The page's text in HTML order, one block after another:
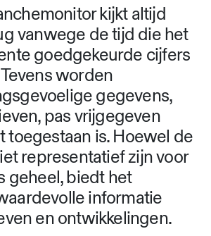
kijkt altijd
vanwege de tijd die het
goedgekeurde cijfers
worden
gegevens,
pas vrijgegeven
toegestaan is. Hoewel de
representatief zijn voor
geheel, biedt het
informatie
en ontwikkelingen.